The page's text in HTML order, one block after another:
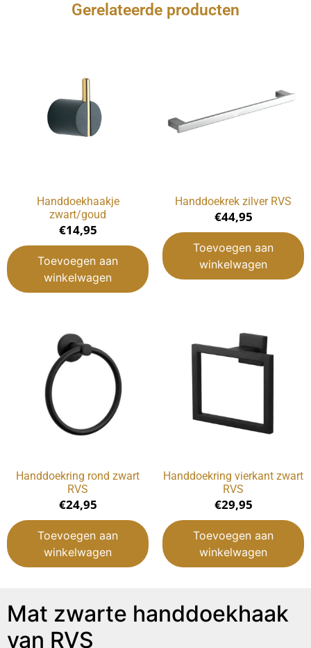
Gerelateerde producten
Handdoekhaakje
zwart/goud
€14,95
Toevoegen aan
winkelwagen
Handdoekrek zilver RVS
€44,95
Toevoegen aan
winkelwagen
Handdoekring rond zwart
RVS
€24,95
Toevoegen aan
winkelwagen
Handdoekring vierkant zwart
RVS
€29,95
Toevoegen aan
winkelwagen
Mat zwarte handdoekhaak
van RVS